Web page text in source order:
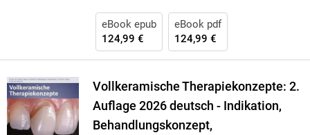
eBook epub
124,99 €
eBook pdf
124,99 €
Vollkeramische Therapiekonzepte: 2.
Auflage 2026 deutsch - Indikation,
Behandlungskonzept,